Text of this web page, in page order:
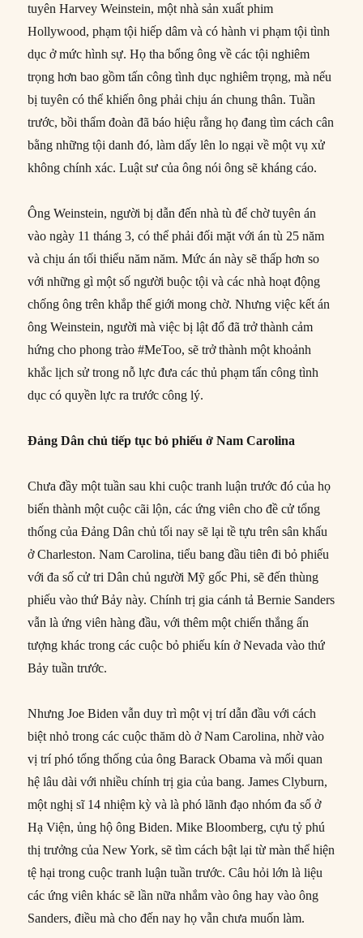
tuyên Harvey Weinstein, một nhà sản xuất phim
Hollywood, phạm tội hiếp dâm và có hành vi phạm tội tình
dục ở mức hình sự. Họ tha bổng ông về các tội nghiêm
trọng hơn bao gồm tấn công tình dục nghiêm trọng, mà nếu
bị tuyên có thể khiến ông phải chịu án chung thân. Tuần
trước, bồi thẩm đoàn đã báo hiệu rằng họ đang tìm cách cân
bằng những tội danh đó, làm dấy lên lo ngại về một vụ xử
không chính xác. Luật sư của ông nói ông sẽ kháng cáo.
Ông Weinstein, người bị dẫn đến nhà tù để chờ tuyên án
vào ngày 11 tháng 3, có thể phải đối mặt với án tù 25 năm
và chịu án tối thiểu năm năm. Mức án này sẽ thấp hơn so
với những gì một số người buộc tội và các nhà hoạt động
chống ông trên khắp thế giới mong chờ. Nhưng việc kết án
ông Weinstein, người mà việc bị lật đổ đã trở thành cảm
hứng cho phong trào #MeToo, sẽ trở thành một khoảnh
khắc lịch sử trong nỗ lực đưa các thủ phạm tấn công tình
dục có quyền lực ra trước công lý.
Đảng Dân chủ tiếp tục bỏ phiếu ở Nam Carolina
Chưa đầy một tuần sau khi cuộc tranh luận trước đó của họ
biến thành một cuộc cãi lộn, các ứng viên cho đề cử tổng
thống của Đảng Dân chủ tối nay sẽ lại tề tựu trên sân khấu
ở Charleston. Nam Carolina, tiểu bang đầu tiên đi bỏ phiếu
với đa số cử tri Dân chủ người Mỹ gốc Phi, sẽ đến thùng
phiếu vào thứ Bảy này. Chính trị gia cánh tả Bernie Sanders
vẫn là ứng viên hàng đầu, với thêm một chiến thắng ấn
tượng khác trong các cuộc bỏ phiếu kín ở Nevada vào thứ
Bảy tuần trước.
Nhưng Joe Biden vẫn duy trì một vị trí dẫn đầu với cách
biệt nhỏ trong các cuộc thăm dò ở Nam Carolina, nhờ vào
vị trí phó tổng thống của ông Barack Obama và mối quan
hệ lâu dài với nhiều chính trị gia của bang. James Clyburn,
một nghị sĩ 14 nhiệm kỳ và là phó lãnh đạo nhóm đa số ở
Hạ Viện, ủng hộ ông Biden. Mike Bloomberg, cựu tỷ phú
thị trưởng của New York, sẽ tìm cách bật lại từ màn thể hiện
tệ hại trong cuộc tranh luận tuần trước. Câu hỏi lớn là liệu
các ứng viên khác sẽ lần nữa nhắm vào ông hay vào ông
Sanders, điều mà cho đến nay họ vẫn chưa muốn làm.